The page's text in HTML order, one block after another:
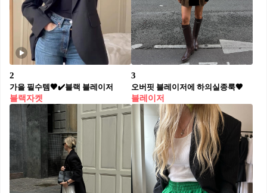
2
가을 필수템🖤✔️블랙 블레이저
블랙자켓
3
오버핏 블레이저에 하의실종룩🤎
블레이저